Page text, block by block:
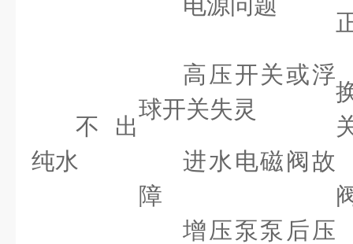
不出
纯水
高压开关或浮
球开关失灵
进水电磁阀故
障
增压泵泵后压